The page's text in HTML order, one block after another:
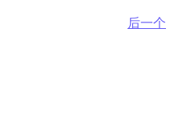
后一个